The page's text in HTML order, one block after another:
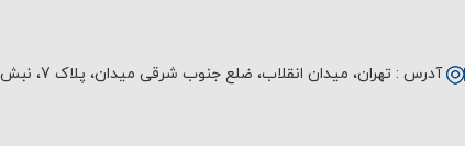
آدرس : تهران، میدان انقلاب، ضلع جنوب شرقی میدان، پلاک 7، نبش کوچه آبرو